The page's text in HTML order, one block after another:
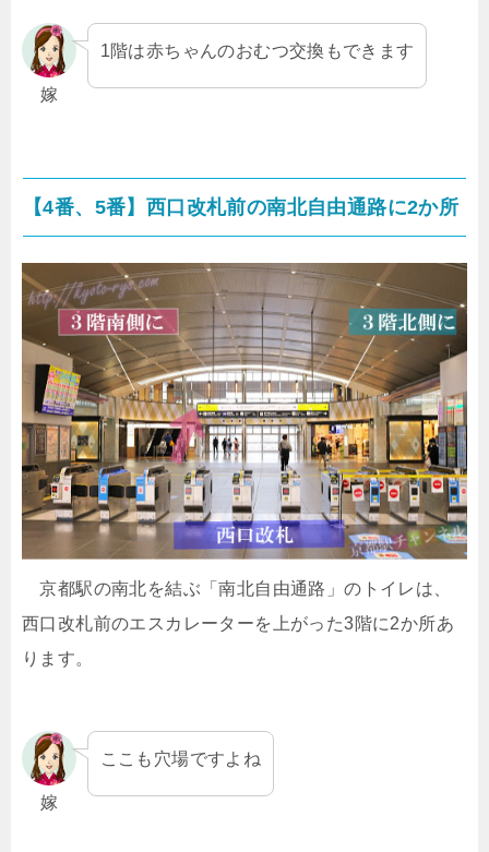
嫁
1階は赤ちゃんのおむつ交換もできます
【4番、5番】西口改札前の南北自由通路に2か所
京都駅の南北を結ぶ「南北自由通路」のトイレは、
西口改札前のエスカレーターを上がった3階に2か所あ
ります。
嫁
ここも穴場ですよね